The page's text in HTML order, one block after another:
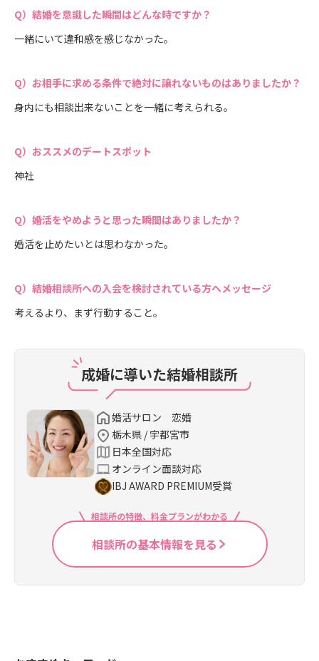
結婚を意識した瞬間はどんな時ですか？
一緒にいて違和感を感じなかった。
お相手に求める条件で絶対に譲れないものはありましたか？
身内にも相談出来ないことを一緒に考えられる。
おススメのデートスポット
神社
婚活をやめようと思った瞬間はありましたか？
婚活を止めたいとは思わなかった。
結婚相談所への入会を検討されている方へメッセージ
考えるより、まず行動すること。
成婚に導いた結婚相談所
婚活サロン 恋婚
栃木県 / 宇都宮市
日本全国対応
オンライン面談対応
IBJ AWARD PREMIUM受賞
相談所の特徴、料金プランがわかる
相談所の基本情報を見る